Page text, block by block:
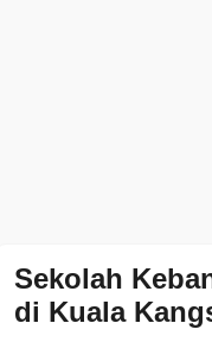
Sekolah
di Kuala